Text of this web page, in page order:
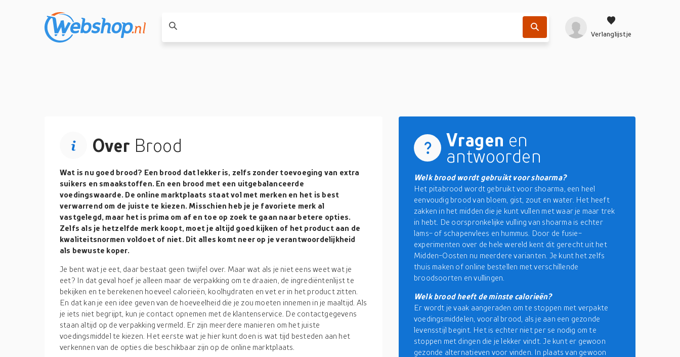
Verlanglijstje
Over Brood
Wat is nu goed brood? Een brood dat lekker is, zelfs zonder toevoeging van extra
suikers en smaakstoffen. En een brood met een uitgebalanceerde
voedingswaarde. De online marktplaats staat vol met merken en het is best
verwarrend om de juiste te kiezen. Misschien heb je je favoriete merk al
vastgelegd, maar het is prima om af en toe op zoek te gaan naar betere opties.
Zelfs als je hetzelfde merk koopt, moet je altijd goed kijken of het product aan de
kwaliteitsnormen voldoet of niet. Dit alles komt neer op je verantwoordelijkheid
als bewuste koper.
Je bent wat je eet, daar bestaat geen twijfel over. Maar wat als je niet eens weet wat je
eet? In dat geval hoef je alleen maar de verpakking om te draaien, de ingrediëntenlijst te
bekijken en te berekenen hoeveel calorieën, koolhydraten en vet er in het product zitten.
En dat kan je een idee geven van de hoeveelheid die je zou moeten innemen in je maaltijd. Als
je iets niet begrijpt, kun je contact opnemen met de klantenservice. De contactgegevens
staan altijd op de verpakking vermeld. Er zijn meerdere manieren om het juiste
voedingsmiddel te kiezen. Het eerste wat je hier kunt doen is wat tijd besteden aan het
verkennen van de opties die beschikbaar zijn op de online marktplaats.
Vragen en
antwoorden
Welk brood wordt gebruikt voor shoarma?
Het pitabrood wordt gebruikt voor shoarma, een heel
eenvoudig brood van bloem, gist, zout en water. Het heeft
zakken in het midden die je kunt vullen met waar je maar trek
in hebt. De oorspronkelijke vulling van shoarma is echter
lams- of schapenvlees en hummus. Door de fusie-
experimenten over de hele wereld kent dit gerecht uit het
Midden-Oosten nu meerdere varianten. Je kunt het zelfs
thuis maken of online bestellen met verschillende
broodsoorten en vullingen.
Welk brood heeft de minste calorieën?
Er wordt je vaak aangeraden om te stoppen met verpakte
voedingsmiddelen, vooral brood, als je aan een gezonde
levensstijl begint. Het is echter niet per se nodig om te
stoppen met dingen die je lekker vindt. Je kunt er gewoon
gezonde alternatieven voor vinden. In plaats van gewoon